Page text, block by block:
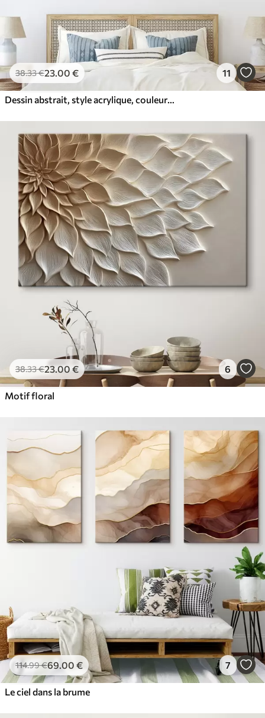
38.33€23.00 € 11
Dessin abstrait, style acrylique, couleurs douces et naturelles
38.33€23.00 € 6
Motif floral
114.99€69.00 € 7
Le ciel dans la brume